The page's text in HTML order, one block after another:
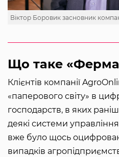
Віктор Боровик засновник
Що таке
Клієнтів компанії
«паперового світу» в
господарств, в яких
деякі системи
вже було щось
випадків